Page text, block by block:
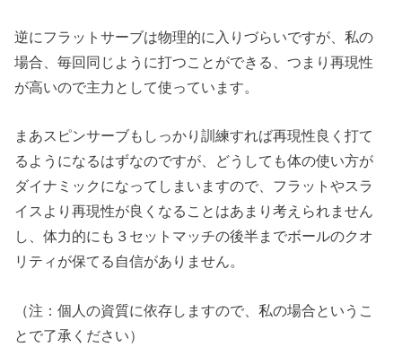
逆にフラットサーブは物理的に入りづらいですが、私の
場合、毎回同じように打つことができる、つまり再現性
が高いので主力として使っています。
まあスピンサーブもしっかり訓練すれば再現性良く打て
るようになるはずなのですが、どうしても体の使い方が
ダイナミックになってしまいますので、フラットやスラ
イスより再現性が良くなることはあまり考えられません
し、体力的にも３セットマッチの後半までボールのクオ
リティが保てる自信がありません。
（注：個人の資質に依存しますので、私の場合というこ
とで了承ください）